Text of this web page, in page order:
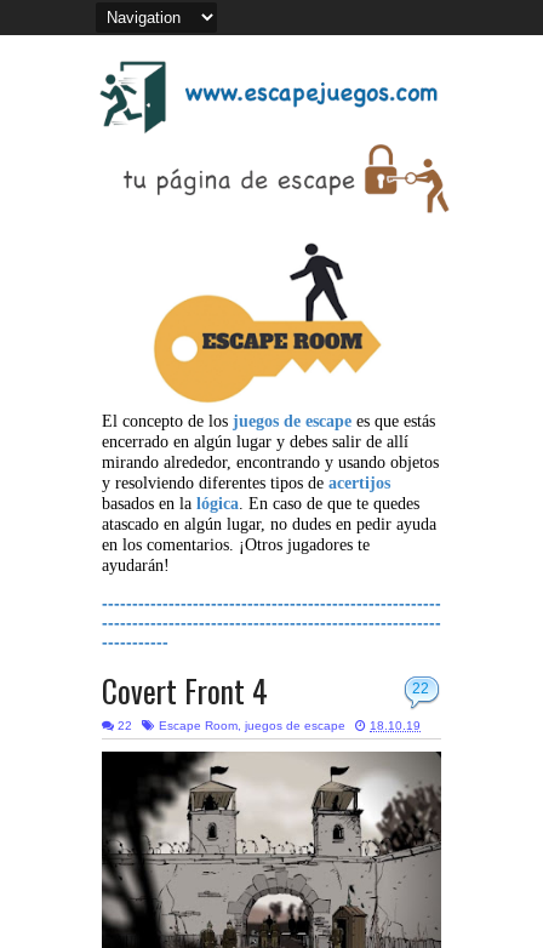
El concepto de los juegos de escape es que estás
encerrado en algún lugar y debes salir de allí
mirando alrededor, encontrando y usando objetos
y resolviendo diferentes tipos de acertijos
basados en la lógica. En caso de que te quedes
atascado en algún lugar, no dudes en pedir ayuda
en los comentarios. ¡Otros jugadores te
ayudarán!
--------------------------------------------------------
--------------------------------------------------------
-----------
22
Covert Front 4
22 Escape Room, juegos de escape 18.10.19